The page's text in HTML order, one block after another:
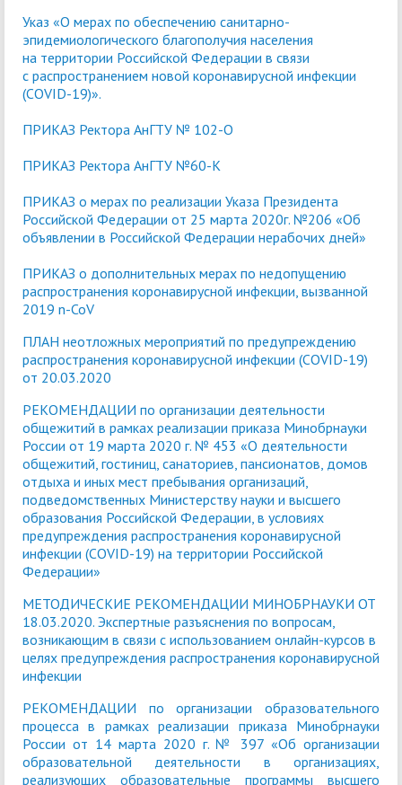
Указ «О мерах по обеспечению санитарно-
эпидемиологического благополучия населения
на территории Российской Федерации в связи
с распространением новой коронавирусной инфекции
(COVID-19)».
ПРИКАЗ Ректора АнГТУ № 102-О
ПРИКАЗ Ректора АнГТУ №60-К
ПРИКАЗ о мерах по реализации Указа Президента
Российской Федерации от 25 марта 2020г. №206 «Об
объявлении в Российской Федерации нерабочих дней»
ПРИКАЗ о дополнительных мерах по недопущению
распространения коронавирусной инфекции, вызванной
2019 n-CoV
ПЛАН неотложных мероприятий по предупреждению
распространения коронавирусной инфекции (COVID-19)
от 20.03.2020
РЕКОМЕНДАЦИИ по организации деятельности
общежитий в рамках реализации приказа Минобрнауки
России от 19 марта 2020 г. № 453 «О деятельности
общежитий, гостиниц, санаториев, пансионатов, домов
отдыха и иных мест пребывания организаций,
подведомственных Министерству науки и высшего
образования Российской Федерации, в условиях
предупреждения распространения коронавирусной
инфекции (COVID-19) на территории Российской
Федерации»
МЕТОДИЧЕСКИЕ РЕКОМЕНДАЦИИ МИНОБРНАУКИ ОТ
18.03.2020. Экспертные разъяснения по вопросам,
возникающим в связи с использованием онлайн-курсов в
целях предупреждения распространения коронавирусной
инфекции
РЕКОМЕНДАЦИИ по организации образовательного
процесса в рамках реализации приказа Минобрнауки
России от 14 марта 2020 г. № 397 «Об организации
образовательной деятельности в организациях,
реализующих образовательные программы высшего